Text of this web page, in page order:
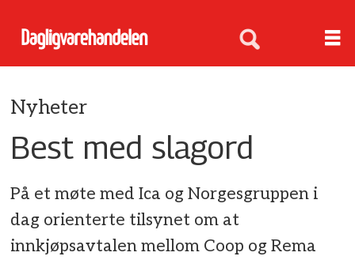
Nyheter
Best med slagord
På et møte med Ica og Norgesgruppen i
dag orienterte tilsynet om at
innkjøpsavtalen mellom Coop og Rema